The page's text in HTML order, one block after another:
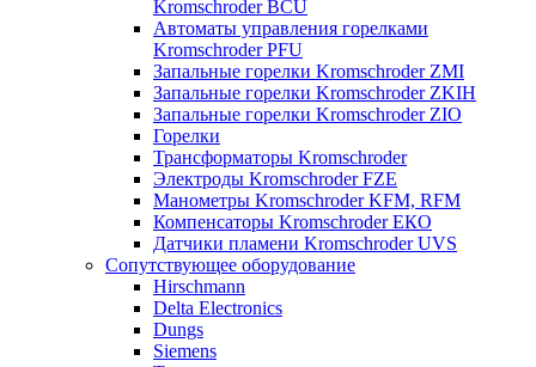
Kromschroder BCU
Автоматы управления горелками
Kromschroder PFU
Запальные горелки Kromschroder ZМI
Запальные горелки Kromschroder ZKIH
Запальные горелки Kromschroder ZIO
Горелки
Трансформаторы Kromschroder
Электроды Kromschroder FZE
Манометры Kromschroder KFM, RFM
Компенсаторы Kromschroder ЕКО
Датчики пламени Kromschroder UVS
Сопутствующее оборудование
Hirschmann
Delta Electronics
Dungs
Siemens